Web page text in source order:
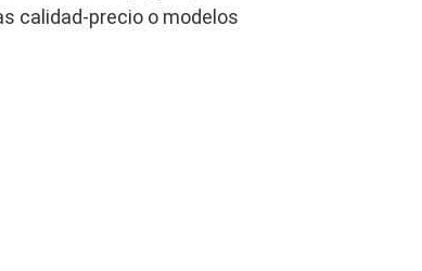
calidad-precio o modelos